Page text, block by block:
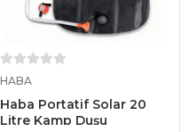
HABA
Haba Portatif Solar 20
Litre Kamp Duşu